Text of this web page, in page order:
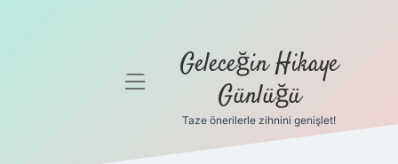
menüyü Geleceğin Hikaye
Günlüğü
Taze önerilerle zihnini genişlet!